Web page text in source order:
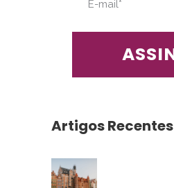
Artigos Recentes